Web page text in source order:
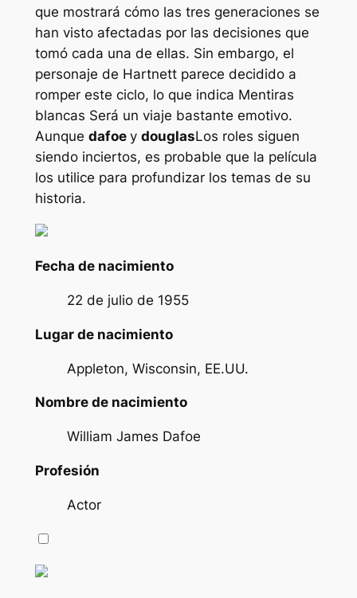
que mostrará cómo las tres generaciones se
han visto afectadas por las decisiones que
tomó cada una de ellas. Sin embargo, el
personaje de Hartnett parece decidido a
romper este ciclo, lo que indica Mentiras
blancas Será un viaje bastante emotivo.
Aunque dafoe y douglasLos roles siguen
siendo inciertos, es probable que la película
los utilice para profundizar los temas de su
historia.
Fecha de nacimiento
22 de julio de 1955
Lugar de nacimiento
Appleton, Wisconsin, EE.UU.
Nombre de nacimiento
William James Dafoe
Profesión
Actor